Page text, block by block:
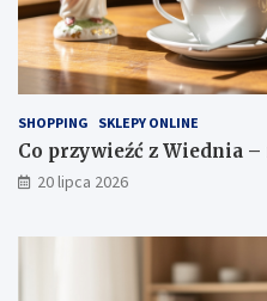
SHOPPING SKLEPY ONLINE
Co przywieźć z Wiednia
20 lipca 2026